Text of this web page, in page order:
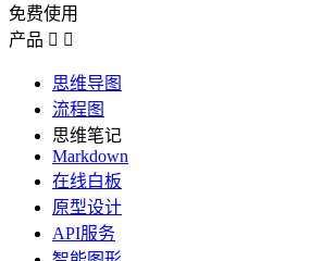
免费使用
产品  
思维导图
流程图
思维笔记
Markdown
在线白板
原型设计
API服务